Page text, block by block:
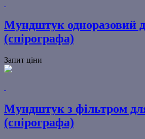
Мундштук одноразовий
(спірографа)
Запит ціни
Мундштук з фільтром
(спірографа)